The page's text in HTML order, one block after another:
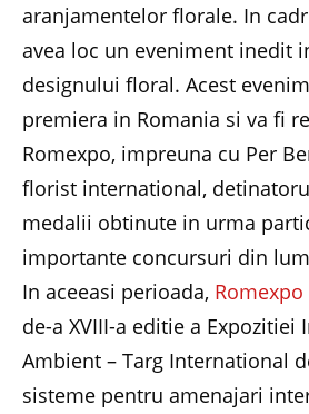
aranjamentelor florale. In
avea loc un eveniment inedit
designului floral. Acest
premiera in Romania si va fi
Romexpo, impreuna cu Per
florist international,
medalii obtinute in urma
importante concursuri din
In aceeasi perioada, Romexpo
de-a XVIII-a editie a Expozitiei
Ambient – Targ International
sisteme pentru amenajari